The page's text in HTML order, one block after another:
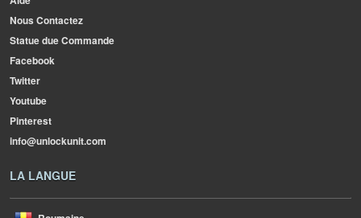
Nous Contactez
Statue due Commande
Facebook
Twitter
Youtube
Pinterest
info@unlockunit.com
LA LANGUE